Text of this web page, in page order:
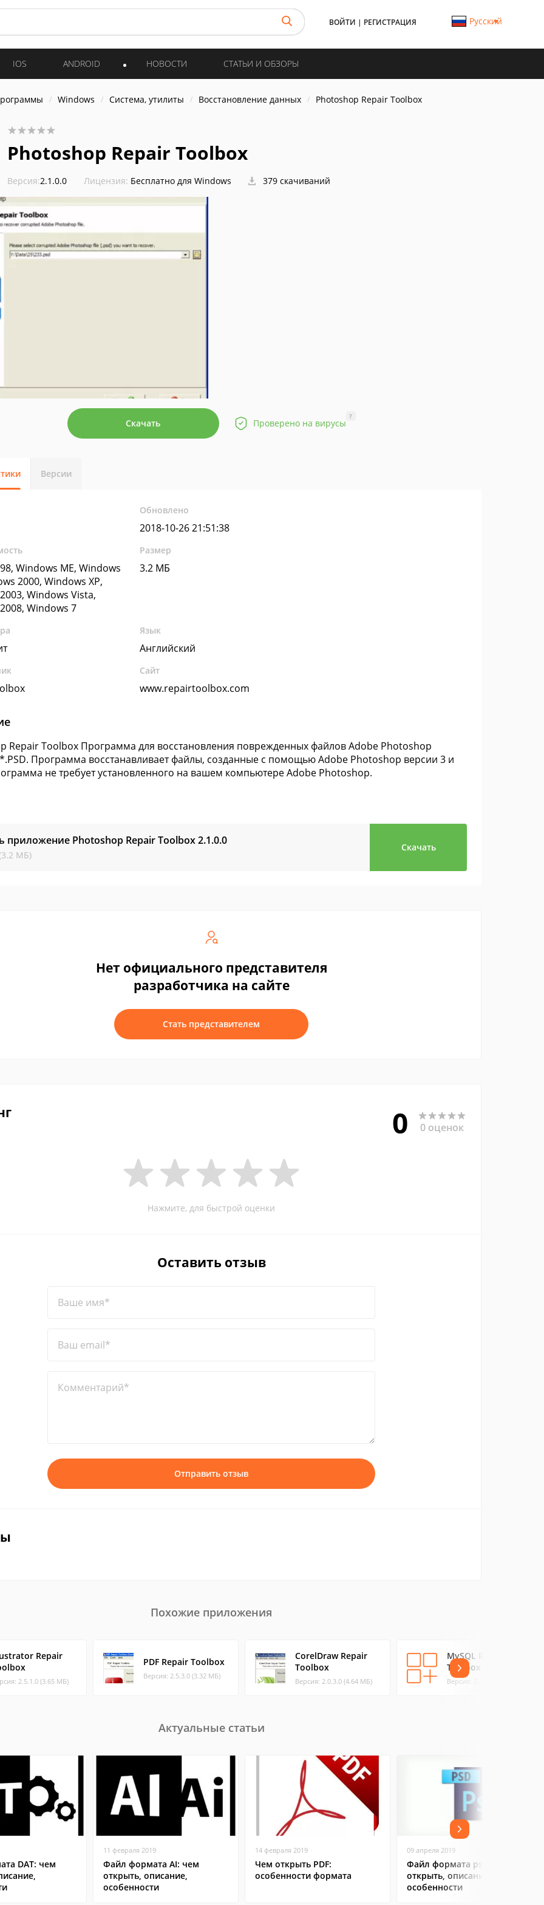
ВОЙТИ | РЕГИСТРАЦИЯ Русский
IOS ANDROID НОВОСТИ СТАТЬИ И ОБЗОРЫ
Windows Система, утилиты Восстановление данных Photoshop Repair Toolbox
Photoshop Repair Toolbox
Версия:2.1.0.0 Лицензия: Бесплатно для Windows 379 скачиваний
Скачать Проверено на вирусы
?
Версии
Обновлено
2018-10-26 21:51:38
Windows ME, Windows
2000, Windows XP,
Windows Vista,
Windows 7
Размер
3.2 МБ
Язык
Английский
Сайт
www.repairtoolbox.com
Repair Toolbox Программа для восстановления поврежденных файлов Adobe Photoshop
Программа восстанавливает файлы, созданные с помощью Adobe Photoshop версии 3 и
не требует установленного на вашем компьютере Adobe Photoshop.
приложение Photoshop Repair Toolbox2.1.0.0
МБ)
Скачать
Нет официального представителя
разработчика на сайте
Стать представителем
0 0 оценок
Нажмите, для быстрой оценки
Оставить отзыв
Ваше имя*
Ваш email*
Комментарий*
Отправить отзыв
Похожие приложения
Repair
2.5.1.0 (3.65 МБ)
PDF Repair Toolbox
Версия: 2.5.3.0 (3.32 МБ)
CorelDraw Repair
Toolbox
Версия: 2.0.3.0 (4.64 МБ)
MySQL Repair
Toolbox
Версия: 2.7 (4.13 МБ)
Актуальные статьи
DAT: чем
11 февраля 2019
Файл формата AI: чем
открыть, описание,
особенности
14 февраля 2019
Чем открыть PDF:
особенности формата
09 апреля 2019
Файл формата psd: чем
открыть, описание,
особенности